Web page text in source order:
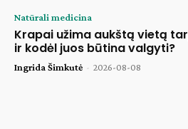
Natūrali medicina
Krapai užima aukštą vietą
ir kodėl juos būtina valgyti?
Ingrida Šimkutė - 2026-08-08